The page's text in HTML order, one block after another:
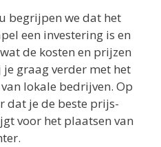
begrijpen we dat het
een investering is en
de kosten en prijzen
graag verder met het
lokale bedrijven. Op
dat je de beste prijs-
voor het plaatsen van